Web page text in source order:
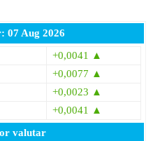
07 Aug 2026
+0,0041 ▲
+0,0077 ▲
+0,0023 ▲
+0,0041 ▲
valutar